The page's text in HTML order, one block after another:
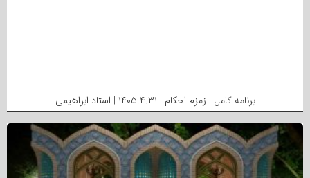
برنامه کامل | زمزم احکام | ۱۴۰۵.۴.۳۱ | استاد ابراهیمی